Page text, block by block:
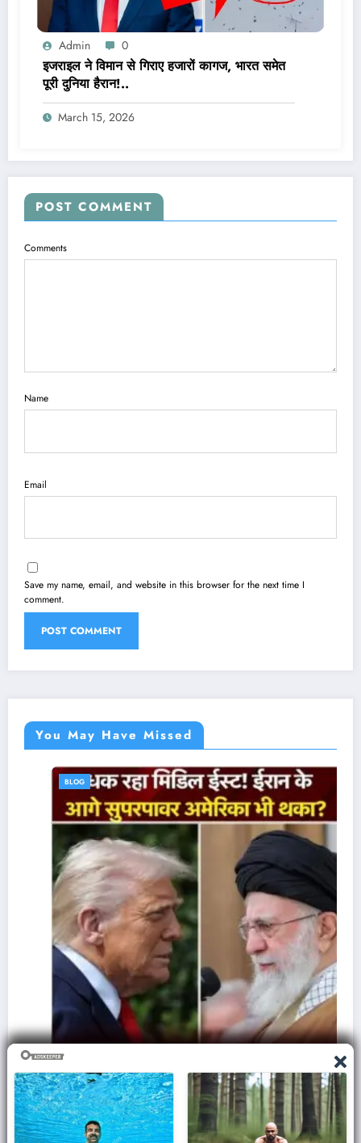
Admin 0
इजराइल ने विमान से गिराए हजारों कागज, भारत समेत
पूरी दुनिया हैरान!..
March 15, 2026
POST COMMENT
Comments
Name
Email
Save my name, email, and website in this browser for the next time I
comment.
You May Have Missed
ज़मीन पर आक्रमण करने से क्यों घबराती है अमेरिकी सेना,
समझिए असली वजह..